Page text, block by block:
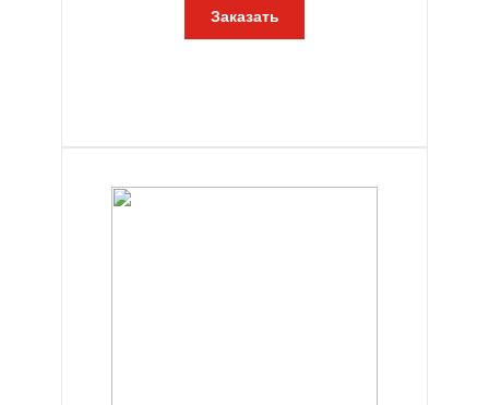
Заказать